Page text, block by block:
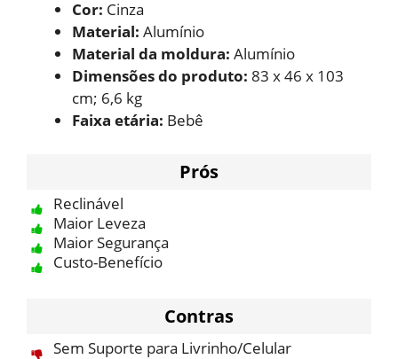
Cor: Cinza
Material: Alumínio
Material da moldura: Alumínio
Dimensões do produto: ‎83 x 46 x 103
cm; 6,6 kg
Faixa etária: Bebê
Prós
Reclinável
Maior Leveza
Maior Segurança
Custo-Benefício
Contras
Sem Suporte para Livrinho/Celular